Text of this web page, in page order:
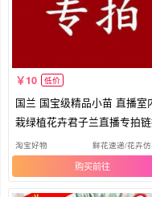
10 低价
国兰 国宝级精品小苗 直播室
栽绿植花卉君子兰直播专拍
淘宝好物 鲜花速递/花卉
购买